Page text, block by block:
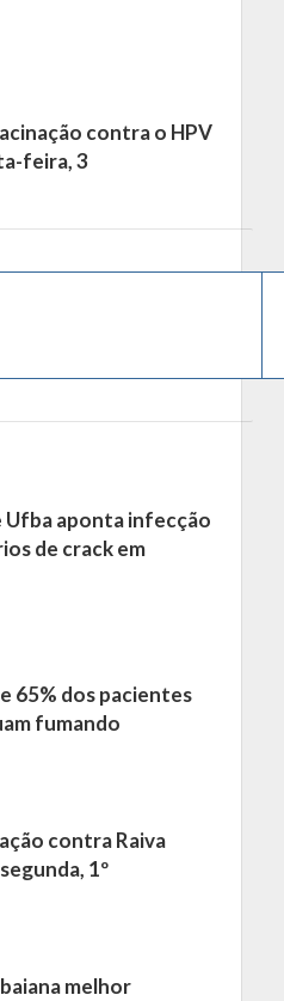
contra o HPV
feira, 3
Ufba aponta infecção
de crack em
65% dos pacientes
fumando
contra Raiva
1º
melhor